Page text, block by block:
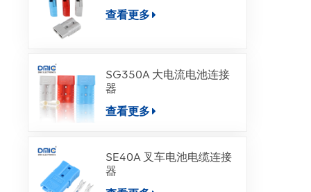
查看更多
SG350A 大电流电池连接
器
查看更多
SE40A 叉车电池电缆连接
器